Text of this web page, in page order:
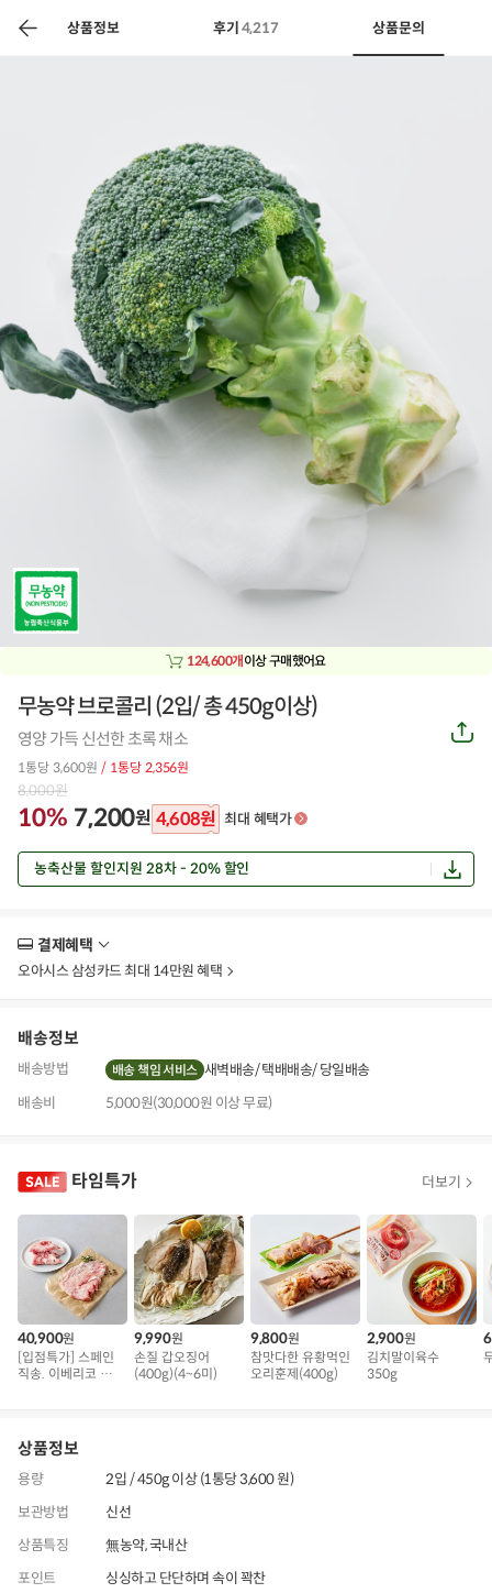
상품정보 후기 4,217 상품문의
농축산물할인 찬들마루 주문/배송 고객센터
124,600개이상 구매했어요
무농약 브로콜리 (2입/ 총 450g이상)
영양 가득 신선한 초록 채소
1통당 3,600원 / 1통당 2,356원
8,000원
10% 7,200원 4,608원 최대 혜택가
농축산물 할인지원 28차 - 20% 할인
공
유
결제혜택
보
오아시스 삼성카드 최대 14만원 혜택
배송정보
배송방법 배송 책임 서비스 새벽배송 택배배송 당일배송
배송비
5,000원(30,000원 이상 무료)
타임특가 더보기
40,900원
[입점특가] 스페인
직송. 이베리코 삼
9,990원
손질 갑오징어
(400g)(4~6미)
9,800원
참맛다한 유황먹인
오리훈제(400g)
2,900원
김치말이육수
350g
상품정보
용량
2입 / 450g 이상 (1통당 3,600 원)
보관방법
신선
상품특징
無농약, 국내산
포인트
싱싱하고 단단하며 속이 꽉찬